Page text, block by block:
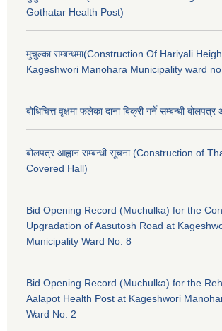
Gothatar Health Post)
मुचुल्का सम्बन्धमा(Construction Of Hariyali
Kageshwori Manohara Municipality ward
बोधिचित्त वृक्षमा फलेका दाना बिक्री गर्ने सम्बन्धी
बोलपत्र आह्वान सम्बन्धी सूचना (Construction of
Covered Hall)
Bid Opening Record (Muchulka) for the
Upgradation of Aasutosh Road at
Municipality Ward No. 8
Bid Opening Record (Muchulka) for the
Aalapot Health Post at Kageshwori
Ward No. 2